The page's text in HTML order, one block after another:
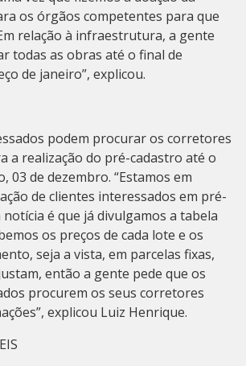
os órgãos competentes para que
relação à infraestrutura, a gente
todas as obras até o final de
de janeiro”, explicou.
podem procurar os corretores
a realização do pré-cadastro até o
03 de dezembro. “Estamos em
de clientes interessados em pré-
é que já divulgamos a tabela
os preços de cada lote e os
seja a vista, em parcelas fixas,
então a gente pede que os
procurem os seus corretores
explicou Luiz Henrique.